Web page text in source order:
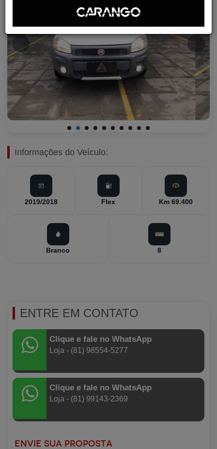
Informações do Veículo:
2019/2018 Flex Km 69.400
Branco 8
ENTRE EM CONTATO
Clique e fale no WhatsApp
Loja - (81) 98554-5277
Clique e fale no WhatsApp
Loja - (81) 99143-2369
Envie sua Proposta